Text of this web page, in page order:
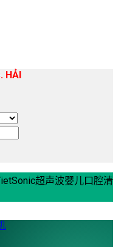
HẢI
超声波婴儿口腔清